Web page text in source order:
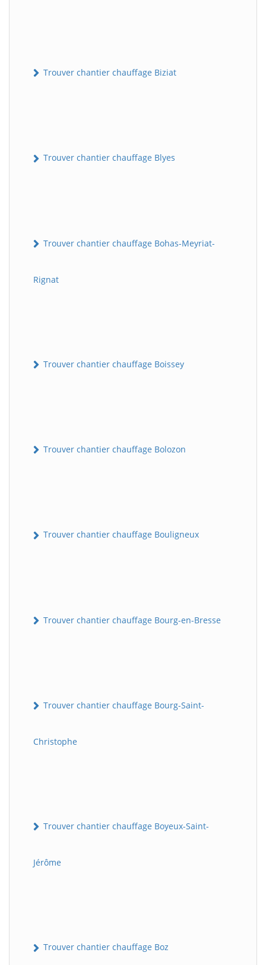
Trouver chantier chauffage Biziat
Trouver chantier chauffage Blyes
Trouver chantier chauffage Bohas-Meyriat-
Rignat
Trouver chantier chauffage Boissey
Trouver chantier chauffage Bolozon
Trouver chantier chauffage Bouligneux
Trouver chantier chauffage Bourg-en-Bresse
Trouver chantier chauffage Bourg-Saint-
Christophe
Trouver chantier chauffage Boyeux-Saint-
Jérôme
Trouver chantier chauffage Boz